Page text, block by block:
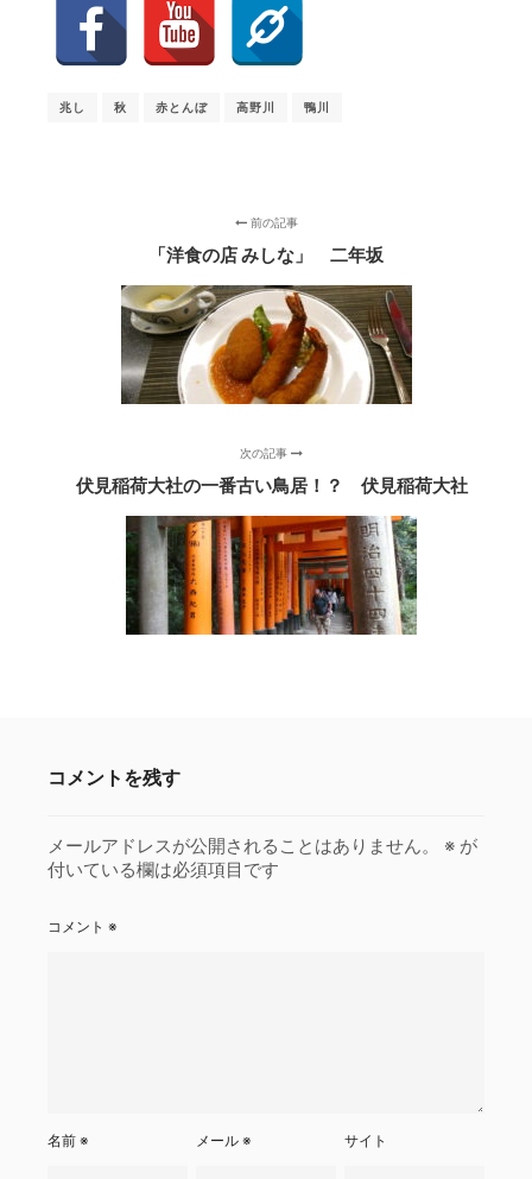
兆し 秋 赤とんぼ 高野川 鴨川
前の記事
「洋食の店 みしな」 二年坂
次の記事
伏見稲荷大社の一番古い鳥居！？ 伏見稲荷大社
コメントを残す
メールアドレスが公開されることはありません。 ※ が
付いている欄は必須項目です
コメント ※
名前 ※ メール※ サイト